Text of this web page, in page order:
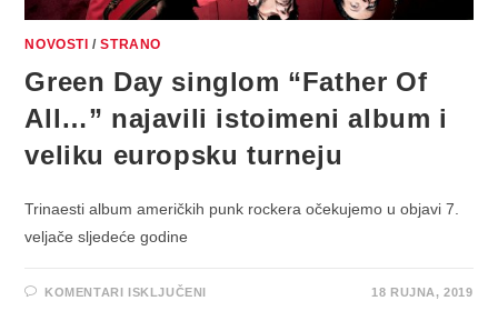
NOVOSTI /STRANO
Green Day singlom “Father Of
All…” najavili istoimeni album i
veliku europsku turneju
Trinaesti album američkih punk rockera očekujemo u objavi 7.
veljače sljedeće godine
KOMENTARI ISKLJUČENI 18 RUJNA, 2019